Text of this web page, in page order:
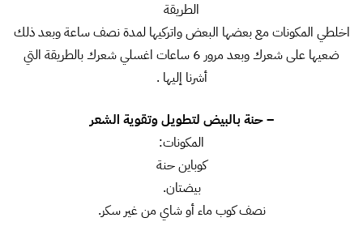
الطريقة
اخلطي المكونات مع بعضها البعض واتركيها لمدة نصف ساعة وبعد ذلك
ضعيها على شعرك وبعد مرور 6 ساعات اغسلي شعرك بالطريقة التي
أشرنا إليها .
– حنة بالبيض لتطويل وتقوية الشعر
المكونات:
كوباين حنة
بيضتان.
نصف كوب ماء أو شاي من غير سكر.